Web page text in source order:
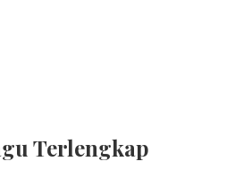
Terlengkap